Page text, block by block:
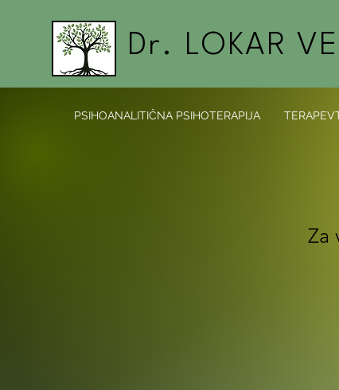
Dr. LOKAR
Za
PSIHOANALITIČNA PSIHOTERAPIJA